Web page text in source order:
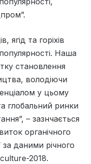
ягід та горіхів
Наша
становлення
володіючи
у цьому
глобальний ринки
– зазнчається
органічного
за даними річного
2018.